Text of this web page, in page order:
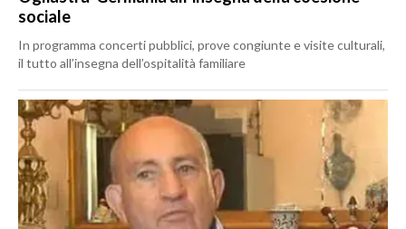
sociale
In programma concerti pubblici, prove congiunte e visite culturali,
il tutto all’insegna dell’ospitalità familiare